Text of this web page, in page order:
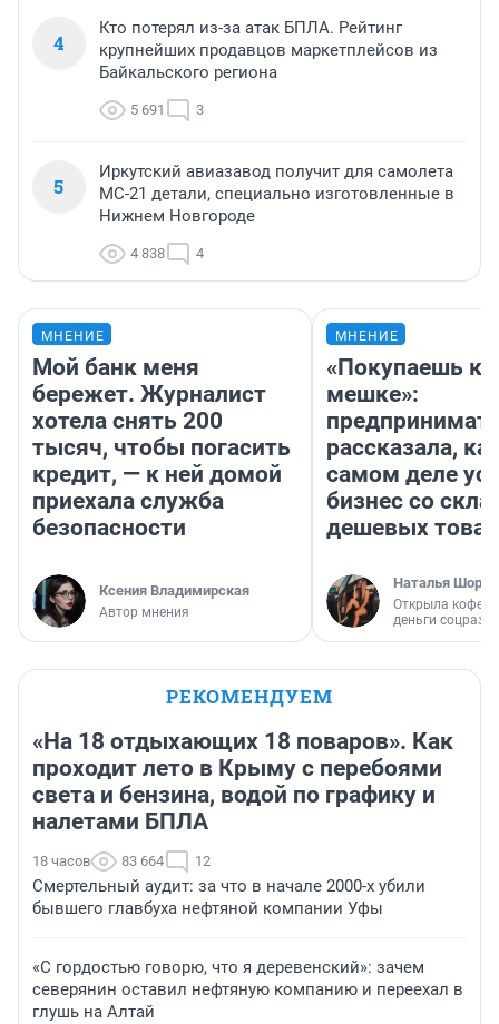
4
Кто потерял из-за атак БПЛА. Рейтинг
крупнейших продавцов маркетплейсов из
Байкальского региона
5 691 3
5
Иркутский авиазавод получит для самолета
МС-21 детали, специально изготовленные в
Нижнем Новгороде
4 838 4
МНЕНИЕ
Мой банк меня
бережет. Журналист
хотела снять 200
тысяч, чтобы погасить
кредит, — к ней домой
приехала служба
безопасности
Ксения Владимирская
Автор мнения
МНЕНИЕ
«Покупаешь
мешке»:
рассказала,
самом деле
бизнес со
дешевых
Наталья
Открыла
деньги
РЕКОМЕНДУЕМ
«На 18 отдыхающих 18 поваров». Как
проходит лето в Крыму с перебоями
света и бензина, водой по графику и
налетами БПЛА
18 часов 83 664 12
Смертельный аудит: за что в начале 2000-х убили
бывшего главбуха нефтяной компании Уфы
«С гордостью говорю, что я деревенский»: зачем
северянин оставил нефтяную компанию и переехал в
глушь на Алтай